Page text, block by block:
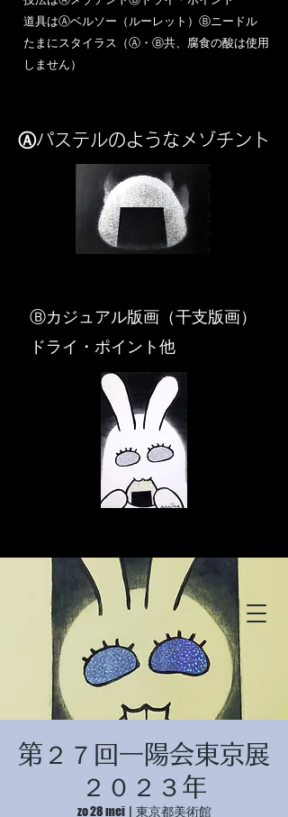
道具はⒶベルソー（ルーレット）Ⓑニードル
​たまにスタイラス（Ⓐ・Ⓑ共、腐食の酸は使用
しません）
Ⓐパステルのようなメゾチント
​Ⓑカジュアル版画（干支版画）
ドライ・ポイント他
© Copyright
© Copyright
第２７回一陽会東京展
２０２３年
zo 28 mei
  |
東京都美術館